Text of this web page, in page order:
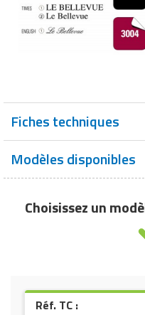
Fiches techniques
Nuancier
Modèles disponibles
Choisissez un
Réf. TC :